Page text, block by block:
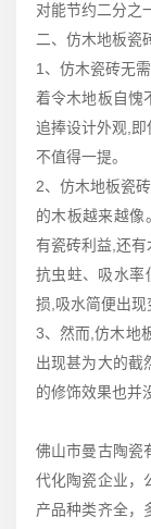
对能节约二分之
二、仿木地板瓷
1、仿木瓷砖无
着令木地板自愧
追捧设计外观,
不值得一提。
2、仿木地板瓷
的木板越来越像
有瓷砖利益,还有
抗虫蛀、吸水率
损,吸水简便出现
3、然而,仿木地
出现甚为大的截
的修饰效果也并
佛山市曼古陶瓷
代化陶瓷企业，
产品种类齐全，